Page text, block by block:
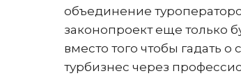
объединение
законопроект еще только
вместо того чтобы гадать
турбизнес через